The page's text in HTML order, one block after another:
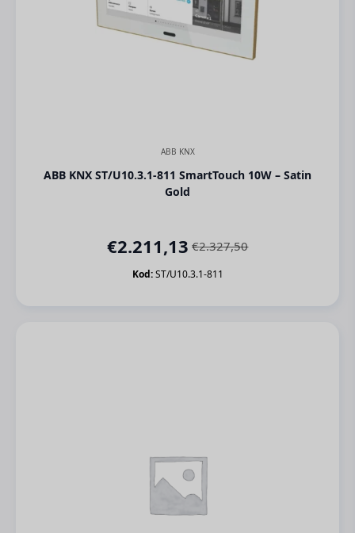
ABB KNX
ABB KNX ST/U10.3.1-811 SmartTouch 10W – Satin
Gold
€2.327,50
Orijinal
fiyat:
€2.211,13Şu
andaki
Kod:ST/U10.3.1-811